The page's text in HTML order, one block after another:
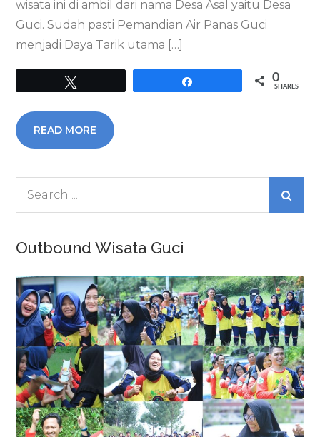
wisata ini di ambil dari nama Desa Asal yaitu Desa
Guci. Sudah pasti Pemandian Air Panas Guci
menjadi Daya Tarik utama […]
0
SHARES
READ MORE
Outbound Wisata Guci